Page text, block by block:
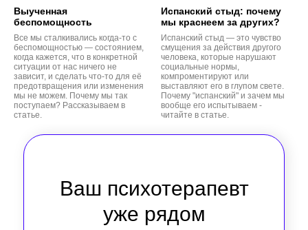
Выученная
беспомощность
Все мы сталкивались когда-то с
беспомощностью — состоянием,
когда кажется, что в конкретной
ситуации от нас ничего не
зависит, и сделать что-то для её
предотвращения или изменения
мы не можем. Почему мы так
поступаем? Рассказываем в
статье.
Испанский стыд: почему
мы краснеем за других?
Испанский стыд — это чувство
смущения за действия другого
человека, которые нарушают
социальные нормы,
компроментируют или
выставляют его в глупом свете.
Почему "испанский" и зачем мы
вообще его испытываем -
читайте в статье.
Ваш психотерапевт
уже рядом